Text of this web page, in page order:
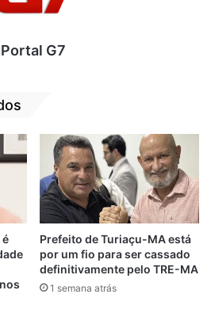
sigiloso e
Legislativa, um suposto
para garantir a
pessoal e político
documentos anexados
indícios de vínculos
entre o indicado e
estadual, além de
indevida no
Portal G7
Prefeito de Turiaçu-MA está
por um fio para ser cassado
definitivamente pelo TRE-MA
1 semana atrás